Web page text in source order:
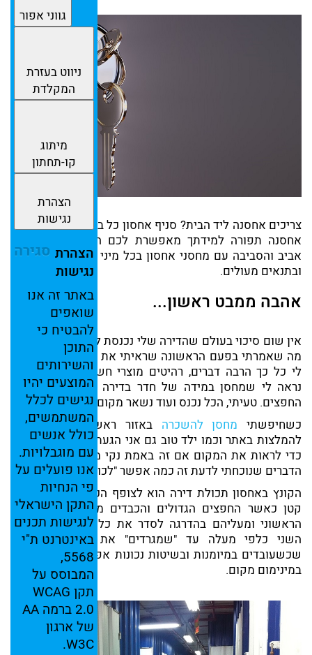
גווני אפור
ניווט בעזרת
המקלדת
מיתוג
קו-תחתון
הצהרת
נגישות
סגירה הצהרת
נגישות
באתר זה אנו
שואפים
להבטיח כי
התוכן
והשירותים
המוצעים יהיו
נגישים לכלל
המשתמשים,
כולל אנשים
עם מוגבלויות.
אנו פועלים על
פי הנחיות
התקן הישראלי
לנגישות תכנים
באינטרנט ת"י
5568,
המבוסס על
תקן WCAG
2.0 ברמה AA
של ארגון
W3C.
צריכים אחסנה ליד הבית? סניף אחסון כל בראשון לציון שיטת
אחסנה תפורה למידתך מאפשרת לכם הגעה בקלות מתל
אביב והסביבה עם מחסני אחסון בכל מיני גדלים במחיר הוגן
ובתנאים מעולים.
אהבה ממבט ראשון...
אין שום סיכוי בעולם שהדירה שלי נכנסת למחסן כזה קטן, זה
מה שאמרתי בפעם הראשונה שראיתי את יחידת האחסון, יש
לי כל כך הרבה דברים, רהיטים מוצרי חשמל וקרטונים ולא
נראה לי שמחסן במידה של חדר בדירה יספיק להכיל את
החפצים. טעיתי, הכל נכנס ועוד נשאר מקום...
כשחיפשתי מחסן להשכרה באזור ראשון לציון שמעתי
להמלצות באתר וכמו ילד טוב גם אני הגעתי לחברת האחסנה
כדי לראות את המקום אם זה באמת נקי מסודר וממוגן אחד
הדברים שנוכחתי לדעת זה כמה אפשר "לכווץ" את התכולה.
הקונץ באחסון תכולת דירה הוא לצופף הכל על שטח רצפה
קטן כאשר החפצים הגדולים והכבדים מהווים את הבסיס
הראשוני ומעליהם בהדרגה לסדר את כל הדברים אחד על
השני כלפי מעלה עד "שמגרדים" את התקרה. מסתבר
שכשעובדים במיומנות ובשיטות נכונות אפשר להגיע לאחסן
במינימום מקום.